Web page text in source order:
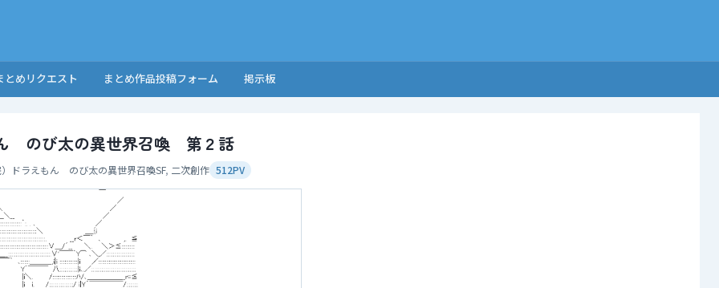
とめリクエスト まとめ作品投稿フォーム 掲示板
のび太の異世界召喚 第２話
）ドラえもん のび太の異世界召喚SF, 二次創作 512PV